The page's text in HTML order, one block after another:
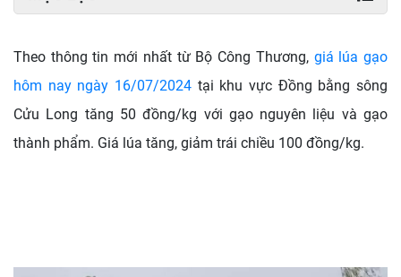
Theo thông tin mới nhất từ Bộ Công Thương, giá lúa gạo
hôm nay ngày 16/07/2024 tại khu vực Đồng bằng sông
Cửu Long tăng 50 đồng/kg với gạo nguyên liệu và gạo
thành phẩm. Giá lúa tăng, giảm trái chiều 100 đồng/kg.